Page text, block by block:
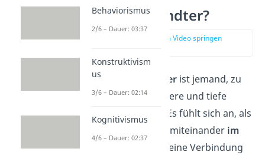
Seelenverwandter?
zur Stelle im Video springen
EinSeelenverwandterist jemand, zu
dem du eine besondere und tiefe
Verbindung spürst. Es fühlt sich an, als
würden eure Seelen miteinanderim
Einklang
stehen. So eine Verbindung
Behaviorismus
2/6 – Dauer: 03:37
Konstruktivism
us
3/6 – Dauer: 02:14
Kognitivismus
4/6 – Dauer: 02:37